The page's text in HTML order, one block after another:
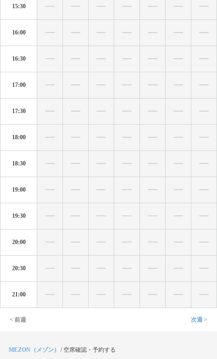
15:30
16:00
16:30
17:00
17:30
18:00
18:30
19:00
19:30
20:00
20:30
21:00
< 前週 次週 >
MEZON（メゾン） / 空席確認・予約する